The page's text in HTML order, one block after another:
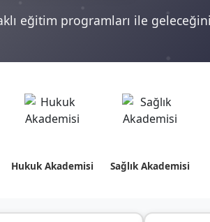
eğitim programları ile
Hukuk Akademisi Sağlık Akademisi